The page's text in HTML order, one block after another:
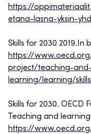
https://
etana-lasna-yksin-
Skills for 2030 2019.In
https://
project/teaching-and-
learning/learning/
Skills for 2030. OECD
Teaching and
https://